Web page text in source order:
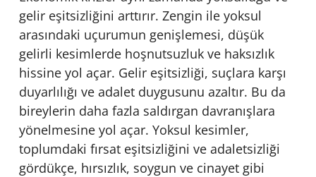
gelir eşitsizliğini arttırır. Zengin ile yoksul
arasındaki uçurumun genişlemesi, düşük
gelirli kesimlerde hoşnutsuzluk ve haksızlık
hissine yol açar. Gelir eşitsizliği, suçlara karşı
duyarlılığı ve adalet duygusunu azaltır. Bu da
bireylerin daha fazla saldırgan davranışlara
yönelmesine yol açar. Yoksul kesimler,
toplumdaki fırsat eşitsizliğini ve adaletsizliği
gördükçe, hırsızlık, soygun ve cinayet gibi